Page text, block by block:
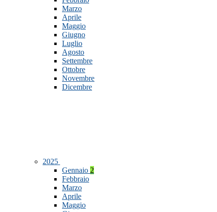
Marzo
Aprile
Maggio
Giugno
Luglio
Agosto
Settembre
Ottobre
Novembre
Dicembre
2025
Gennaio 2
Febbraio
Marzo
Aprile
Maggio